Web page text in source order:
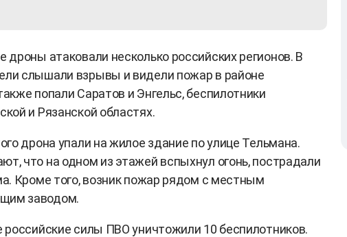
дроны атаковали несколько российских регионов. В
слышали взрывы и видели пожар в районе
попали Саратов и Энгельс, беспилотники
и Рязанской областях.
дрона упали на жилое здание по улице Тельмана.
что на одном из этажей вспыхнул огонь, пострадали
Кроме того, возник пожар рядом с местным
заводом.
российские силы ПВО уничтожили 10 беспилотников.